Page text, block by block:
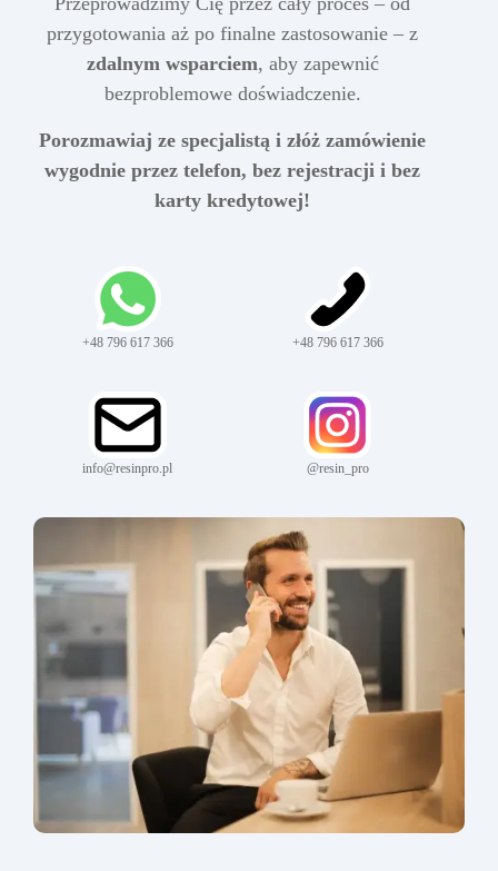
przygotowania aż po finalne zastosowanie – z
zdalnym wsparciem, aby zapewnić
bezproblemowe doświadczenie.
Porozmawiaj ze specjalistą i złóż zamówienie
wygodnie przez telefon, bez rejestracji i bez
karty kredytowej!
+48 796 617 366 +48 796 617 366
info@resinpro.pl @resin_pro